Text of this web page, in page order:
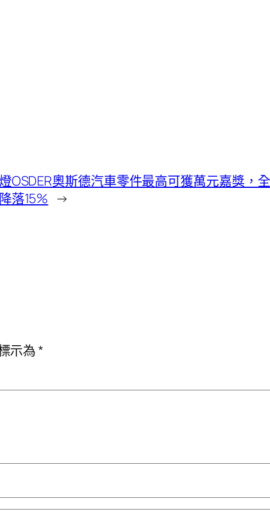
OSDER奧斯德汽車零件最高可獲萬元嘉獎，
落15% →
示為*